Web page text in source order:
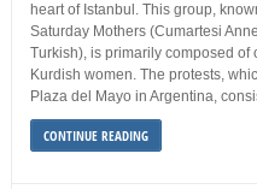
heart of Istanbul. This group,
Saturday Mothers (Cumartesi
Turkish), is primarily composed of
Kurdish women. The protests,
Plaza del Mayo in Argentina,
CONTINUE READING